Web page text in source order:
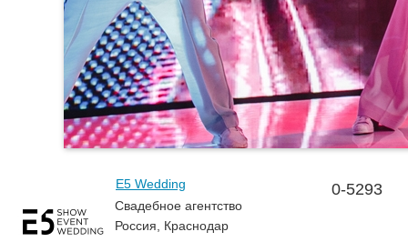
E5 Wedding
Свадебное агентство
Россия, Краснодар
0-5293